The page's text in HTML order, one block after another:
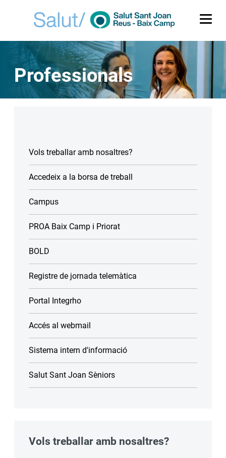
Professionals
Vols treballar amb nosaltres?
Accedeix a la borsa de treball
Campus
PROA Baix Camp i Priorat
BOLD
Registre de jornada telemàtica
Portal Integrho
Accés al webmail
Sistema intern d'informació
Salut Sant Joan Sèniors
Vols treballar amb nosaltres?